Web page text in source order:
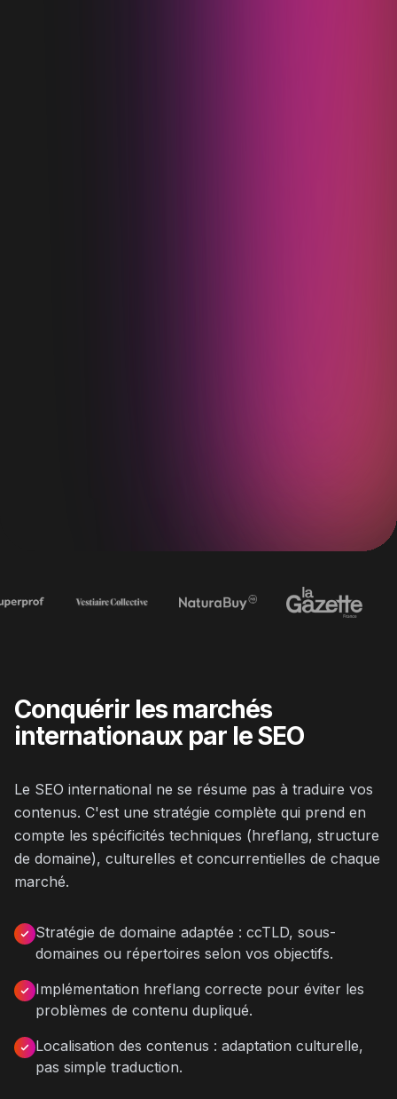
Conquérir les marchés
internationaux par le SEO
Le SEO international ne se résume pas à traduire vos
contenus. C'est une stratégie complète qui prend en
compte les spécificités techniques (hreflang, structure
de domaine), culturelles et concurrentielles de chaque
marché.
Stratégie de domaine adaptée : ccTLD, sous-
domaines ou répertoires selon vos objectifs.
Implémentation hreflang correcte pour éviter les
problèmes de contenu dupliqué.
Localisation des contenus : adaptation culturelle,
pas simple traduction.